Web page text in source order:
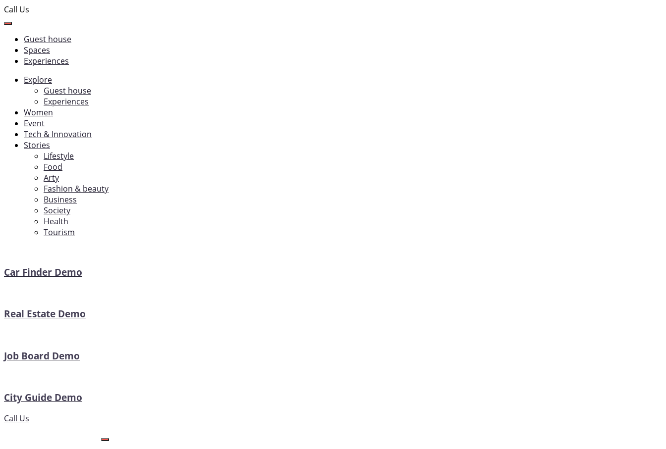
Call Us
Guest house
Spaces
Experiences
Explore
Guest house
Experiences
Women
Event
Tech & Innovation
Stories
Lifestyle
Food
Arty
Fashion & beauty
Business
Society
Health
Tourism
Car Finder Demo
Real Estate Demo
Job Board Demo
City Guide Demo
Call Us